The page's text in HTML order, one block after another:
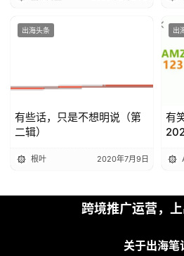
出海头条
有些话，只是不想明说（第
二辑）
根叶 2020年7月9日
出
有
跨境推广运营，
关于出海笔